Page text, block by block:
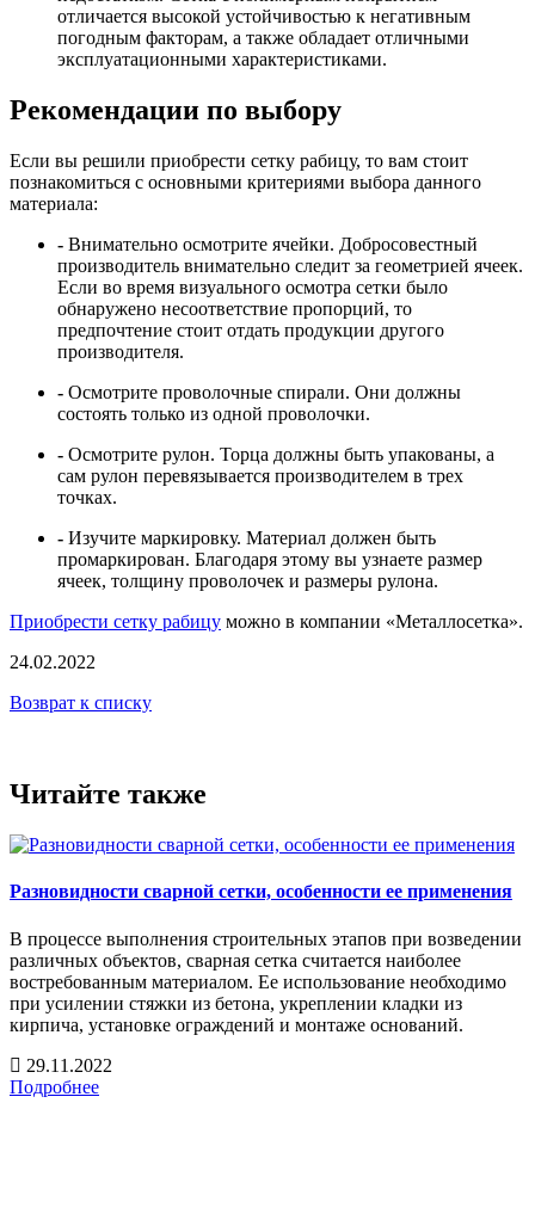
отличается высокой устойчивостью к негативным
погодным факторам, а также обладает отличными
эксплуатационными характеристиками.
Рекомендации по выбору
Если вы решили приобрести сетку рабицу, то вам стоит
познакомиться с основными критериями выбора данного
материала:
- Внимательно осмотрите ячейки. Добросовестный
производитель внимательно следит за геометрией ячеек.
Если во время визуального осмотра сетки было
обнаружено несоответствие пропорций, то
предпочтение стоит отдать продукции другого
производителя.
- Осмотрите проволочные спирали. Они должны
состоять только из одной проволочки.
- Осмотрите рулон. Торца должны быть упакованы, а
сам рулон перевязывается производителем в трех
точках.
- Изучите маркировку. Материал должен быть
промаркирован. Благодаря этому вы узнаете размер
ячеек, толщину проволочек и размеры рулона.
Приобрести сетку рабицу можно в компании «Металлосетка».
24.02.2022
Возврат к списку
Читайте также
Разновидности сварной сетки, особенности ее применения
В процессе выполнения строительных этапов при возведении
различных объектов, сварная сетка считается наиболее
востребованным материалом. Ее использование необходимо
при усилении стяжки из бетона, укреплении кладки из
кирпича, установке ограждений и монтаже оснований.
29.11.2022
Подробнее